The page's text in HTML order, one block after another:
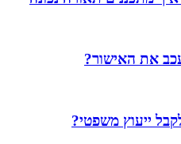
ייעוץ משפטי?